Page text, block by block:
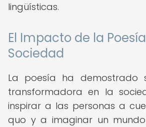
lingüísticas.
El Impacto de la
Sociedad
La poesía ha demostrado
transformadora en la
inspirar a las personas a
quo y a imaginar un